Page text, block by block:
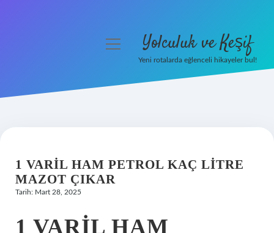
Hakkımızda
menüyü Yolculuk ve Keşif
Yeni rotalarda eğlenceli hikayeler bul!
1 VARIL HAM PETROL KAÇ LITRE
MAZOT ÇIKAR
Tarih: Mart 28, 2025
1 VARIL HAM